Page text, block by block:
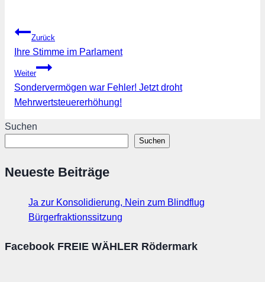
Beitragsnavigation
Zurück
Ihre Stimme im Parlament
Weiter
Sondervermögen war Fehler! Jetzt droht
Mehrwertsteuererhöhung!
Suchen
Suchen
Neueste Beiträge
Ja zur Konsolidierung, Nein zum Blindflug
Bürgerfraktionssitzung
Facebook FREIE WÄHLER Rödermark